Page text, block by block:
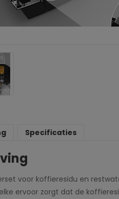
Specificaties
voor koffieresidu en
ervoor zorgt dat de